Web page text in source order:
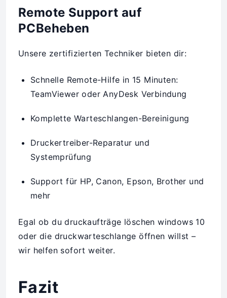
Remote Support auf
PCBeheben
Unsere zertifizierten Techniker bieten dir:
Schnelle Remote-Hilfe in 15 Minuten:
TeamViewer oder AnyDesk Verbindung
Komplette Warteschlangen-Bereinigung
Druckertreiber-Reparatur und
Systemprüfung
Support für HP, Canon, Epson, Brother und
mehr
Egal ob du druckaufträge löschen windows 10
oder die druckwarteschlange öffnen willst –
wir helfen sofort weiter.
Fazit